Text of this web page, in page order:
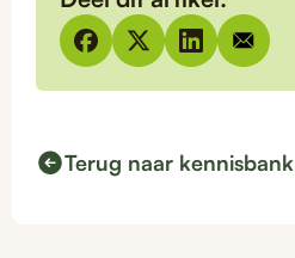
Terug naar kennisbank